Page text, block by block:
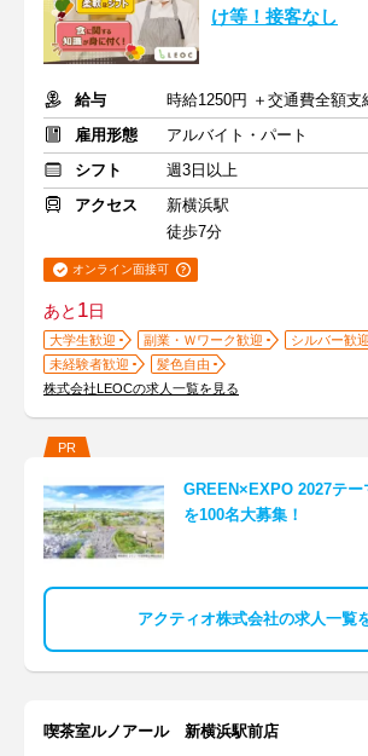
け等！接客なし
給与
時給1250円 ＋交通費全額支
雇用形態
アルバイト・パート
シフト
週3日以上
アクセス
新横浜駅
徒歩7分
オンライン面接可
あと 1日
大学生歓迎 副業・Ｗワーク歓迎
シルバー歓迎
未経験者歓迎
髪色自由
株式会社LEOCの求人一覧を見る
PR
GREEN×EXPO 2027テー
を100名大募集！
アクティオ株式会社の求人一覧
喫茶室ルノアール 新横浜駅前店